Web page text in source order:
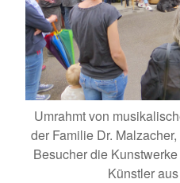
Umrahmt von
der Familie Dr.
Besucher die
Künstler